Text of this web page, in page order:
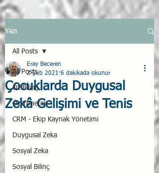
Yazı
All Posts
Öz Bilinç
Öz Yönetim
CRM - Ekip Kaynak Yönetimi
Duygusal Zeka
Sosyal Zeka
Sosyal Bilinç
All Posts
Çocuklarda Duygusal
Zekâ Gelişimi ve Tenis
Eray Beceren
2 Şub 2021 6 dakikada okunur